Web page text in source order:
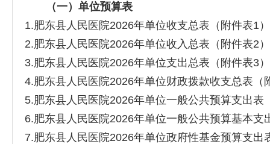
（一） 单位预算表
1.肥东县人民医院2026年单位收支总表（附件表1）
2.肥东县人民医院2026年单位收入总表（附件表2）
3.肥东县人民医院2026年单位支出总表（附件表3）
4.肥东县人民医院2026年单位财政拨款收支总表（
5.肥东县人民医院2026年单位一般公共预算支出表
6.肥东县人民医院2026年单位一般公共预算基本支
7.肥东县人民医院2026年单位政府性基金预算支出